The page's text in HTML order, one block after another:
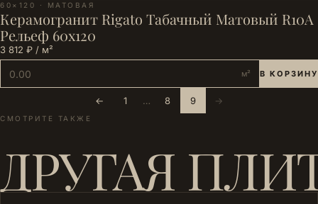
60×120 · МАТОВАЯ
Керамогранит Rigato Табачный Матовый R10A
Рельеф 60x120
3 812 ₽ / м²
м² В КОРЗИНУ
← 1 … 8 9 →
СМОТРИТЕ ТАКЖЕ
ДРУГАЯ